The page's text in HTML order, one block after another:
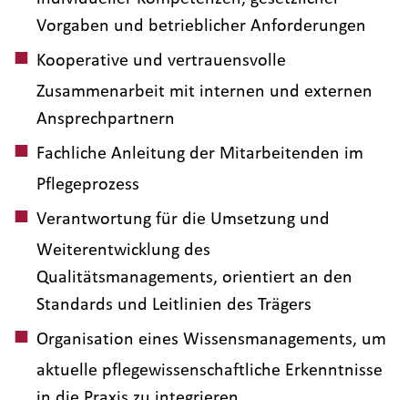
Vorgaben und betrieblicher Anforderungen
Kooperative und vertrauensvolle
Zusammenarbeit mit internen und externen
Ansprechpartnern
Fachliche Anleitung der Mitarbeitenden im
Pflegeprozess
Verantwortung für die Umsetzung und
Weiterentwicklung des
Qualitätsmanagements, orientiert an den
Standards und Leitlinien des Trägers
Organisation eines Wissensmanagements, um
aktuelle pflegewissenschaftliche Erkenntnisse